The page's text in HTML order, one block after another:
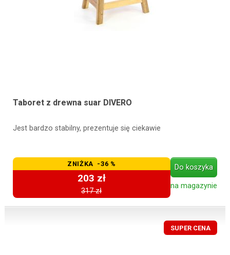
Taboret z drewna suar DIVERO
Jest bardzo stabilny, prezentuje się ciekawie
ZNIŻKA -36 %
203 zł
317 zł
Do koszyka
na magazynie
SUPER CENA